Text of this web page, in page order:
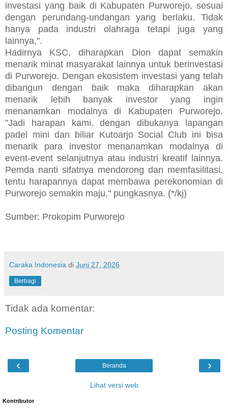
investasi yang baik di Kabupaten Purworejo, sesuai
dengan perundang-undangan yang berlaku. Tidak
hanya pada industri olahraga tetapi juga yang
lainnya,".
Hadirnya KSC, diharapkan Dion dapat semakin
menarik minat masyarakat lainnya untuk berinvestasi
di Purworejo. Dengan ekosistem investasi yang telah
dibangun dengan baik maka diharapkan akan
menarik lebih banyak investor yang ingin
menanamkan modalnya di Kabupaten Purworejo.
"Jadi harapan kami, dengan dibukanya lapangan
padel mini dan biliar Kutoarjo Social Club ini bisa
menarik para investor menanamkan modalnya di
event-event selanjutnya atau industri kreatif lainnya.
Pemda nanti sifatnya mendorong dan memfasilitasi,
tentu harapannya dapat membawa perekonomian di
Purworejo semakin maju," pungkasnya. (*/kj)
Sumber: Prokopim Purworejo
Caraka Indonesia di Juni 27, 2026
Berbagi
Tidak ada komentar:
Posting Komentar
‹ ›
Beranda
Lihat versi web
Kontributor